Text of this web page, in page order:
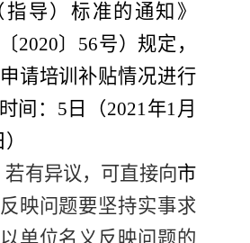
指导）标准的通知》
2020〕 56号）规定，
请培训补贴情况进行
间： 5 日（2021年1月
若有异议，可直接向市
映问题要坚持实事求
单位名义反映问题的